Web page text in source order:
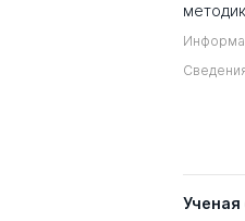
Ученая